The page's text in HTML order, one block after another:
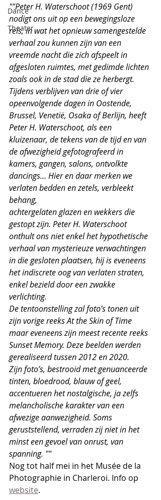
Dance
Theater
""Peter H. Waterschoot (1969 Gent)
nodigt ons uit op een bewegingsloze
reis, in wat het opnieuw samengestelde
verhaal zou kunnen zijn van een
vreemde nacht die zich afspeelt in
afgesloten ruimtes, met gedimde lichten
zoals ook in de stad die ze herbergt.
Tijdens verblijven van drie of vier
opeenvolgende dagen in Oostende,
Brussel, Venetië, Osaka of Berlijn, heeft
Peter H. Waterschoot, als een
kluizenaar, de tekens van de tijd en van
de afwezigheid gefotografeerd in
kamers, gangen, salons, ontvolkte
dancings... Hier en daar merken we
verlaten bedden en zetels, verbleekt
behang,
achtergelaten glazen en wekkers die
gestopt zijn. Peter H. Waterschoot
onthult ons niet enkel het hypothetische
verhaal van mysterieuze verwachtingen
in die gesloten plaatsen, hij is eveneens
het indiscrete oog van verlaten straten,
enkel bezield door een zwakke
verlichting.
De tentoonstelling zal foto’s tonen uit
zijn vorige reeks At the Skin of Time
maar eveneens zijn meest recente reeks
Sunset Memory. Deze beelden werden
gerealiseerd tussen 2012 en 2020.
Zijn foto’s, bestrooid met genuanceerde
tinten, bloedrood, blauw of geel,
accentueren het nostalgische, ja zelfs
melancholische karakter van een
afwezige aanwezigheid. Soms
geruststellend, verraden zij niet in het
minst een gevoel van onrust, van
spanning. ""
Nog tot half mei in het Musée de la
Photographie in Charleroi. Info op
website.